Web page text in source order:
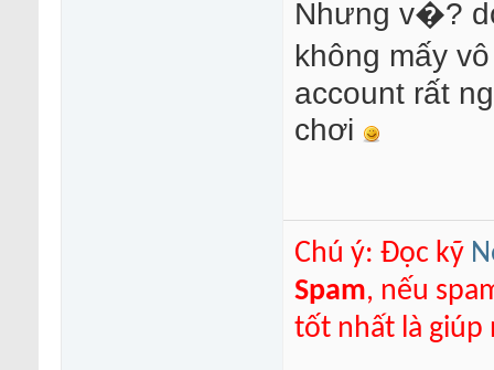
Nhưng v�?
không mấy
account rất
chơi
Chú ý: Đọc kỹ
Spam, nếu
tốt nhất là giúp